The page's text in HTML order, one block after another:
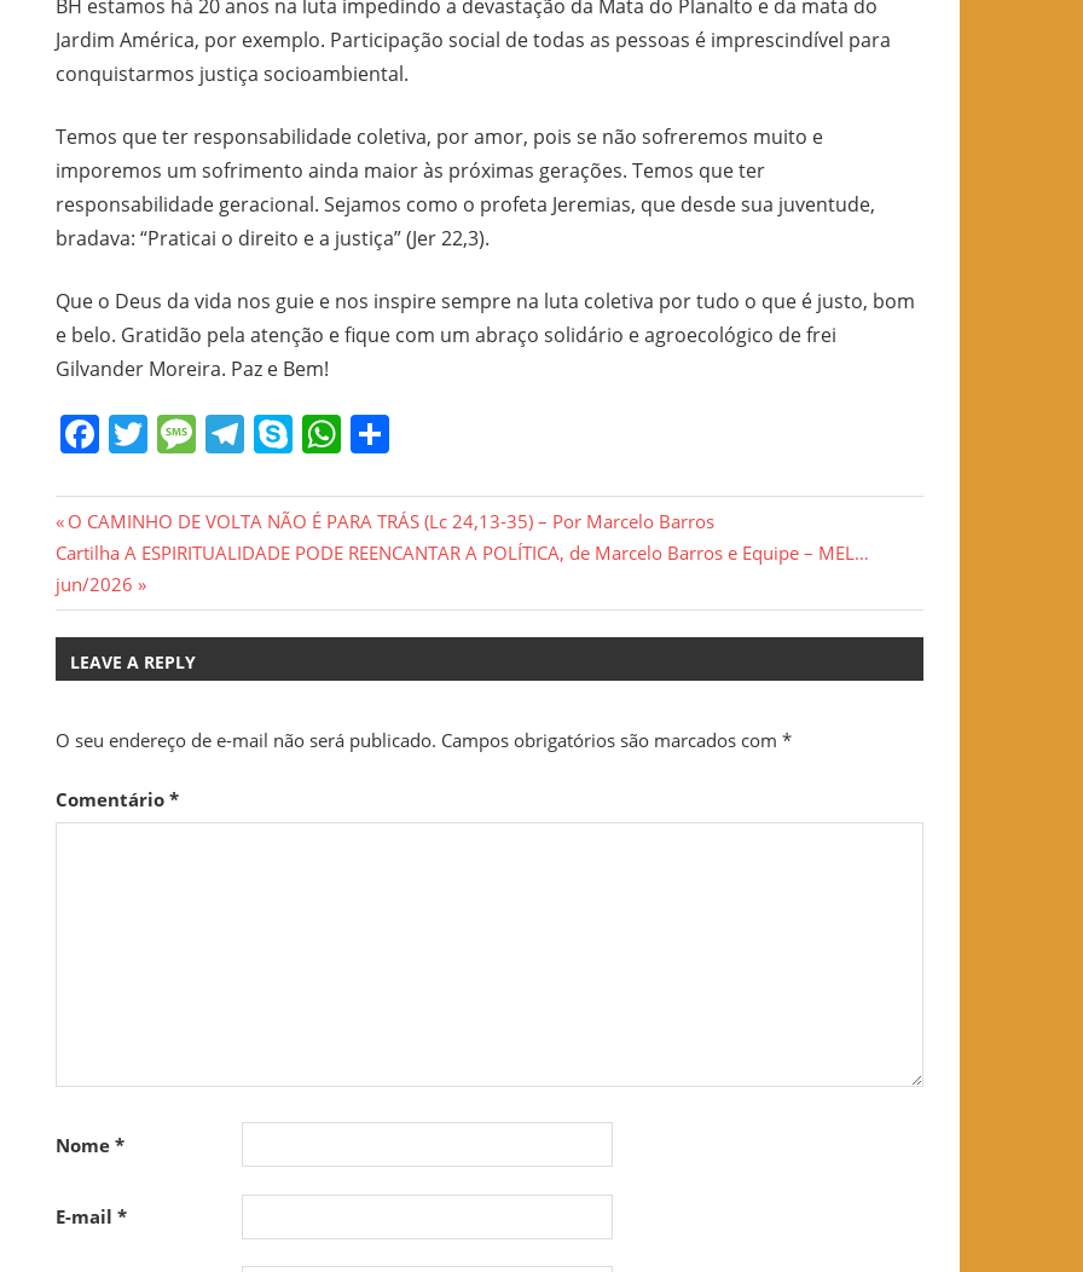
BH estamos há 20 anos na luta impedindo a devastação da Mata do Planalto e da mata do
Jardim América, por exemplo. Participação social de todas as pessoas é imprescindível para
conquistarmos justiça socioambiental.
Temos que ter responsabilidade coletiva, por amor, pois se não sofreremos muito e
imporemos um sofrimento ainda maior às próximas gerações. Temos que ter
responsabilidade geracional. Sejamos como o profeta Jeremias, que desde sua juventude,
bradava: “Praticai o direito e a justiça” (Jer 22,3).
Que o Deus da vida nos guie e nos inspire sempre na luta coletiva por tudo o que é justo, bom
e belo. Gratidão pela atenção e fique com um abraço solidário e agroecológico de frei
Gilvander Moreira. Paz e Bem!
Facebook
Twitter
Message
Telegram
SkypeWhatsApp
Navegação
de
Post
Previous
Post:
O CAMINHO DE VOLTA NÃO É PARA TRÁS (Lc 24,13-35) – Por Marcelo Barros
Next
Post:
Cartilha A ESPIRITUALIDADE PODE REENCANTAR A POLÍTICA, de Marcelo Barros e Equipe – MEL…
jun/2026
LEAVE A REPLY
O seu endereço de e-mail não será publicado. Campos obrigatórios são marcados com*
Comentário*
Nome*
E-mail*